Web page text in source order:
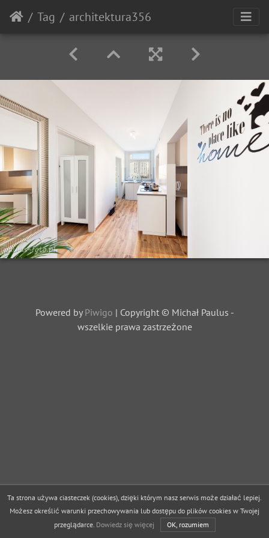
Tag architektura356
Powered by Piwigo | Copyright © Michał Paulus -
wszelkie prawa zastrzeżone
Ta strona używa ciasteczek (cookies), dzięki którym nasz serwis może działać lepiej.
Możesz określić warunki przechowywania lub dostępu do plików cookies w Twojej
przeglądarce. Dowiedz się więcej OK, rozumiem